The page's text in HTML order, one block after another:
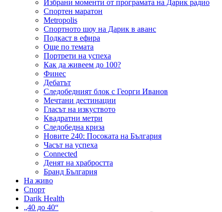
Избрани моменти от програмата на Дарик радио
Спортен маратон
Metropolis
Спортното шоу на Дарик в аванс
Подкаст в ефира
Още по темата
Портрети на успеха
Как да живеем до 100?
Финес
Дебатът
Следобедният блок с Георги Иванов
Мечтани дестинации
Гласът на изкуството
Квадратни метри
Следобедна криза
Новите 240: Посоката на България
Часът на успеха
Connected
Денят на храбростта
Бранд България
На живо
Спорт
Darik Health
„40 до 40“